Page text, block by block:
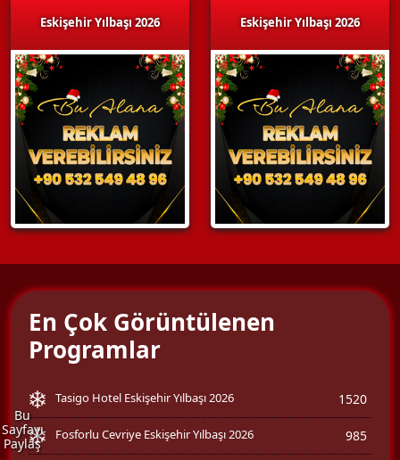
Eskişehir Yılbaşı 2026 Eskişehir Yılbaşı 2026
Bu
Sayfayı
Paylaş
En Çok Görüntülenen
Programlar
Tasigo Hotel Eskişehir Yılbaşı 2026 1520
Fosforlu Cevriye Eskişehir Yılbaşı 2026 985